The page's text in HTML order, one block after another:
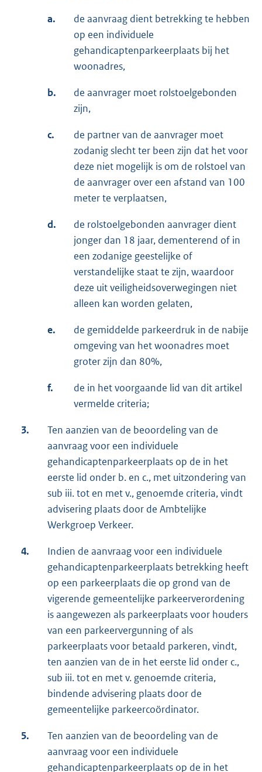
a.
de aanvraag dient betrekking te hebben
op een individuele
gehandicaptenparkeerplaats bij het
woonadres,
b.
de aanvrager moet rolstoelgebonden
zijn,
c.
de partner van de aanvrager moet
zodanig slecht ter been zijn dat het voor
deze niet mogelijk is om de rolstoel van
de aanvrager over een afstand van 100
meter te verplaatsen,
d.
de rolstoelgebonden aanvrager dient
jonger dan 18 jaar, dementerend of in
een zodanige geestelijke of
verstandelijke staat te zijn, waardoor
deze uit veiligheidsoverwegingen niet
alleen kan worden gelaten,
e.
de gemiddelde parkeerdruk in de nabije
omgeving van het woonadres moet
groter zijn dan 80%,
f.
de in het voorgaande lid van dit artikel
vermelde criteria;
3.
Ten aanzien van de beoordeling van de
aanvraag voor een individuele
gehandicaptenparkeerplaats op de in het
eerste lid onder b. en c., met uitzondering van
sub iii. tot en met v., genoemde criteria, vindt
advisering plaats door de Ambtelijke
Werkgroep Verkeer.
4.
Indien de aanvraag voor een individuele
gehandicaptenparkeerplaats betrekking heeft
op een parkeerplaats die op grond van de
vigerende gemeentelijke parkeerverordening
is aangewezen als parkeerplaats voor houders
van een parkeervergunning of als
parkeerplaats voor betaald parkeren, vindt,
ten aanzien van de in het eerste lid onder c.,
sub iii. tot en met v. genoemde criteria,
bindende advisering plaats door de
gemeentelijke parkeercoördinator.
5.
Ten aanzien van de beoordeling van de
aanvraag voor een individuele
gehandicaptenparkeerplaats op de in het